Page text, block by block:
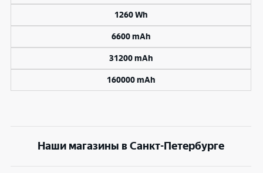
1260 Wh
6600 mAh
31200 mAh
160000 mAh
Наши магазины в Санкт-Петербурге